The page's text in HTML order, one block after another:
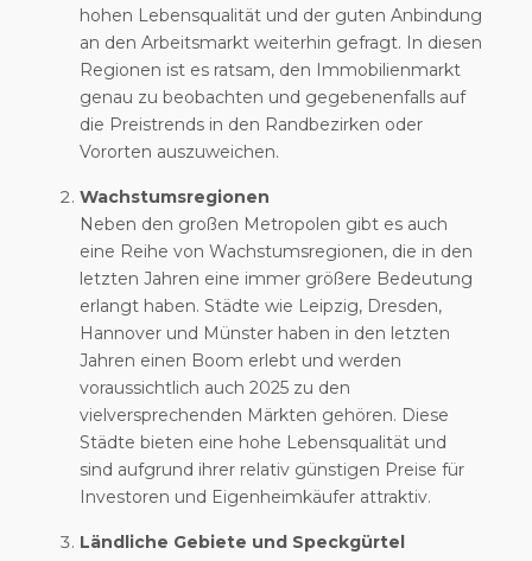
hohen Lebensqualität und der guten Anbindung
an den Arbeitsmarkt weiterhin gefragt. In diesen
Regionen ist es ratsam, den Immobilienmarkt
genau zu beobachten und gegebenenfalls auf
die Preistrends in den Randbezirken oder
Vororten auszuweichen.
Wachstumsregionen
Neben den großen Metropolen gibt es auch
eine Reihe von Wachstumsregionen, die in den
letzten Jahren eine immer größere Bedeutung
erlangt haben. Städte wie Leipzig, Dresden,
Hannover und Münster haben in den letzten
Jahren einen Boom erlebt und werden
voraussichtlich auch 2025 zu den
vielversprechenden Märkten gehören. Diese
Städte bieten eine hohe Lebensqualität und
sind aufgrund ihrer relativ günstigen Preise für
Investoren und Eigenheimkäufer attraktiv.
Ländliche Gebiete und Speckgürtel